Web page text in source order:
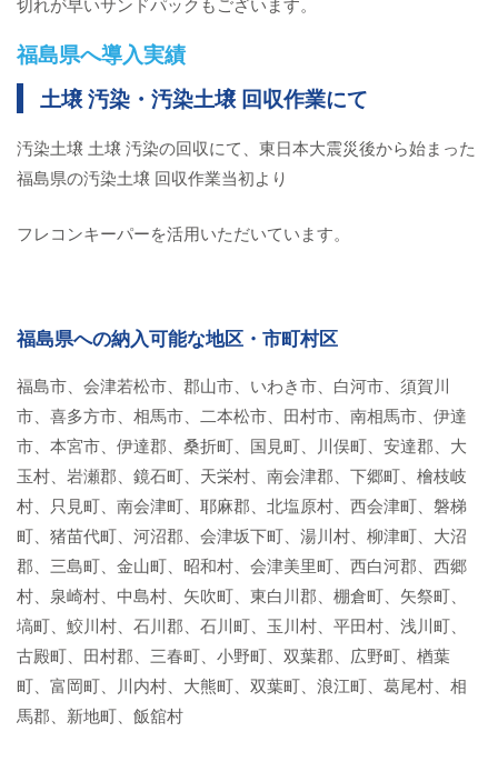
福島県へ導入実績
土壌 汚染・汚染土壌 回収作業にて
汚染土壌 土壌 汚染の回収にて、東日本大震災後から始まった
福島県の汚染土壌 回収作業当初より
フレコンキーパーを活用いただいています。
福島県への納入可能な地区・市町村区
福島市、会津若松市、郡山市、いわき市、白河市、須賀川
市、喜多方市、相馬市、二本松市、田村市、南相馬市、伊達
市、本宮市、伊達郡、桑折町、国見町、川俣町、安達郡、大
玉村、岩瀬郡、鏡石町、天栄村、南会津郡、下郷町、檜枝岐
村、只見町、南会津町、耶麻郡、北塩原村、西会津町、磐梯
町、猪苗代町、河沼郡、会津坂下町、湯川村、柳津町、大沼
郡、三島町、金山町、昭和村、会津美里町、西白河郡、西郷
村、泉崎村、中島村、矢吹町、東白川郡、棚倉町、矢祭町、
塙町、鮫川村、石川郡、石川町、玉川村、平田村、浅川町、
古殿町、田村郡、三春町、小野町、双葉郡、広野町、楢葉
町、富岡町、川内村、大熊町、双葉町、浪江町、葛尾村、相
馬郡、新地町、飯舘村